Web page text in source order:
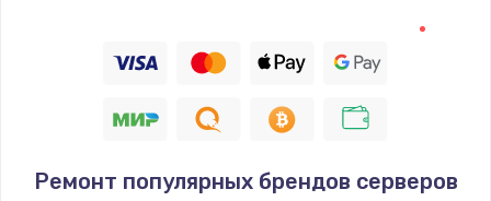
Ремонт популярных брендов серверов